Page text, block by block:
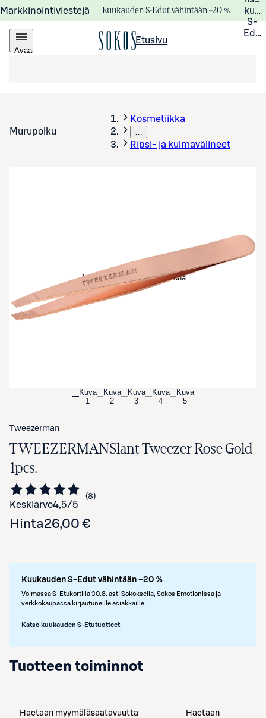
Markkinointiviestejä Kuukauden S-Edut vähintään –20 %
S-
Avaa
Etusivu
Murupolku
Kosmetiikka
…
Ripsi- ja kulmavälineet
Avaa tuotekuva suurennettuna
Kuva
1
Kuva
2
Kuva
3
Kuva
4
Kuva
5
Tweezerman
TWEEZERMANSlant Tweezer Rose Gold
1pcs.
Keskiarvo4,5/5 Siirry arvioihin
8
kappaletta
Hinta26,00 €
Kuukauden S-Edut vähintään –20 %
Voimassa S-Etukortilla 30.8. asti Sokoksella, Sokos Emotionissa ja
verkkokaupassa kirjautuneille asiakkaille.
Katso kuukauden S-Etutuotteet
Tuotteen toiminnot
Haetaan myymäläsaatavuutta
Haetaan